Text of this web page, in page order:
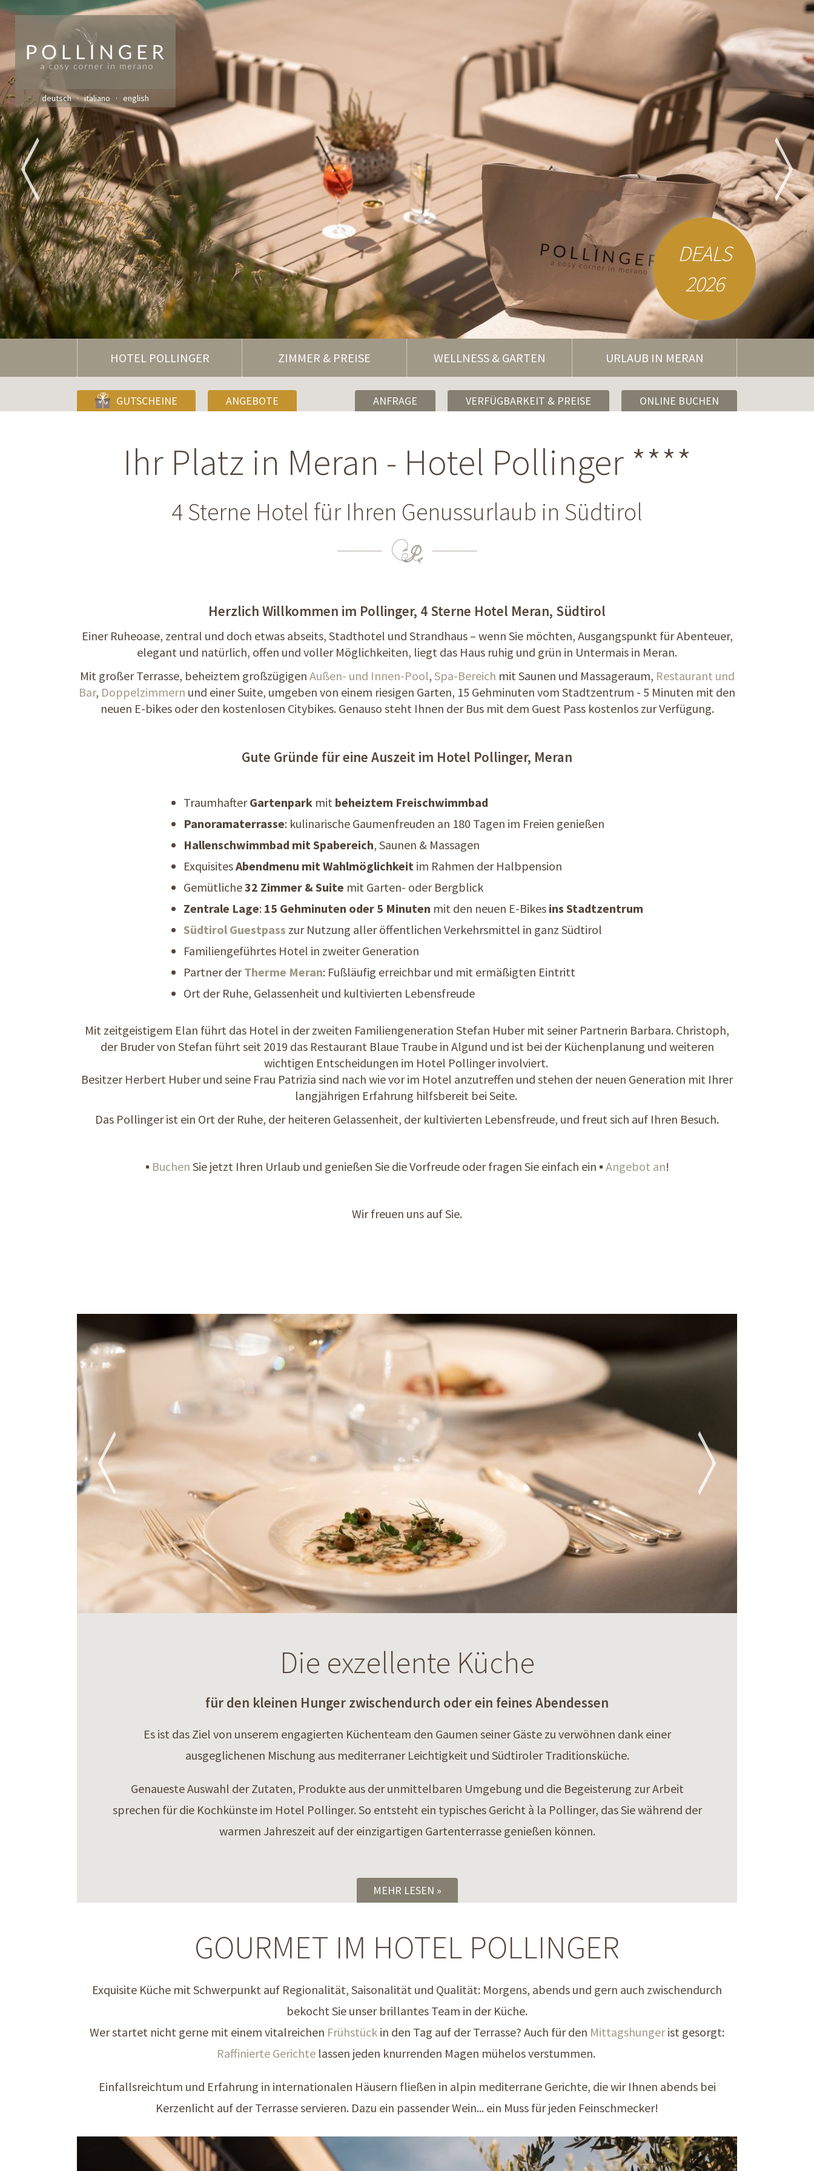
deutsch italiano english
DEALS
2026
HOTEL POLLINGER ZIMMER & PREISE WELLNESS & GARTEN URLAUB IN MERAN
GUTSCHEINE ANGEBOTE ONLINE BUCHEN
VERFÜGBARKEIT & PREISE
ANFRAGE
Ihr Platz in Meran - Hotel Pollinger ****
4 Sterne Hotel für Ihren Genussurlaub in Südtirol
Herzlich Willkommen im Pollinger, 4 Sterne Hotel Meran, Südtirol
Einer Ruheoase, zentral und doch etwas abseits, Stadthotel und Strandhaus – wenn Sie möchten, Ausgangspunkt für Abenteuer,
elegant und natürlich, offen und voller Möglichkeiten, liegt das Haus ruhig und grün in Untermais in Meran.
Mit großer Terrasse, beheiztem großzügigen Außen- und Innen-Pool, Spa-Bereich mit Saunen und Massageraum, Restaurant und
Bar, Doppelzimmern und einer Suite, umgeben von einem riesigen Garten, 15 Gehminuten vom Stadtzentrum - 5 Minuten mit den
neuen E-bikes oder den kostenlosen Citybikes. Genauso steht Ihnen der Bus mit dem Guest Pass kostenlos zur Verfügung.
Gute Gründe für eine Auszeit im Hotel Pollinger, Meran
TraumhafterGartenpark mit beheiztem Freischwimmbad
Panoramaterrasse: kulinarische Gaumenfreuden an 180 Tagen im Freien genießen
Hallenschwimmbad mit Spabereich, Saunen & Massagen
ExquisitesAbendmenu mit Wahlmöglichkeit im Rahmen der Halbpension
Gemütliche32 Zimmer & Suite mit Garten- oder Bergblick
Zentrale Lage: 15 Gehminuten oder 5 Minuten mit den neuen E-Bikesins Stadtzentrum
Südtirol Guestpass zur Nutzung aller öffentlichen Verkehrsmittel in ganz Südtirol
Familiengeführtes Hotel in zweiter Generation
Partner derTherme Meran: Fußläufig erreichbar und mit ermäßigten Eintritt
Ort der Ruhe, Gelassenheit und kultivierten Lebensfreude
Mit zeitgeistigem Elan führt das Hotel in der zweiten Familiengeneration Stefan Huber mit seiner Partnerin Barbara. Christoph,
der Bruder von Stefan führt seit 2019 das Restaurant Blaue Traube in Algund und ist bei der Küchenplanung und weiteren
wichtigen Entscheidungen im Hotel Pollinger involviert.
Besitzer Herbert Huber und seine Frau Patrizia sind nach wie vor im Hotel anzutreffen und stehen der neuen Generation mit Ihrer
langjährigen Erfahrung hilfsbereit bei Seite.
Das Pollinger ist ein Ort der Ruhe, der heiteren Gelassenheit, der kultivierten Lebensfreude, und freut sich auf Ihren Besuch.
▪ Buchen Sie jetzt Ihren Urlaub und genießen Sie die Vorfreude oder fragen Sie einfach ein ▪ Angebot an!
Wir freuen uns auf Sie.
Die exzellente Küche
für den kleinen Hunger zwischendurch oder ein feines Abendessen
Es ist das Ziel von unserem engagierten Küchenteam den Gaumen seiner Gäste zu verwöhnen dank einer
ausgeglichenen Mischung aus mediterraner Leichtigkeit und Südtiroler Traditionsküche.
Genaueste Auswahl der Zutaten, Produkte aus der unmittelbaren Umgebung und die Begeisterung zur Arbeit
sprechen für die Kochkünste im Hotel Pollinger. So entsteht ein typisches Gericht à la Pollinger, das Sie während der
warmen Jahreszeit auf der einzigartigen Gartenterrasse genießen können.
MEHR LESEN
GOURMET IM HOTEL POLLINGER
Exquisite Küche mit Schwerpunkt auf Regionalität, Saisonalität und Qualität: Morgens, abends und gern auch zwischendurch
bekocht Sie unser brillantes Team in der Küche.
Wer startet nicht gerne mit einem vitalreichen Frühstück in den Tag auf der Terrasse? Auch für den Mittagshungerist gesorgt:
Raffinierte Gerichtelassen jeden knurrenden Magen mühelos verstummen.
Einfallsreichtum und Erfahrung in internationalen Häusern fließen in alpin mediterrane Gerichte, die wir Ihnen abends bei
Kerzenlicht auf der Terrasse servieren. Dazu ein passender Wein... ein Muss für jeden Feinschmecker!